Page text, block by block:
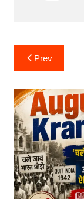
Post
navigation
Prev